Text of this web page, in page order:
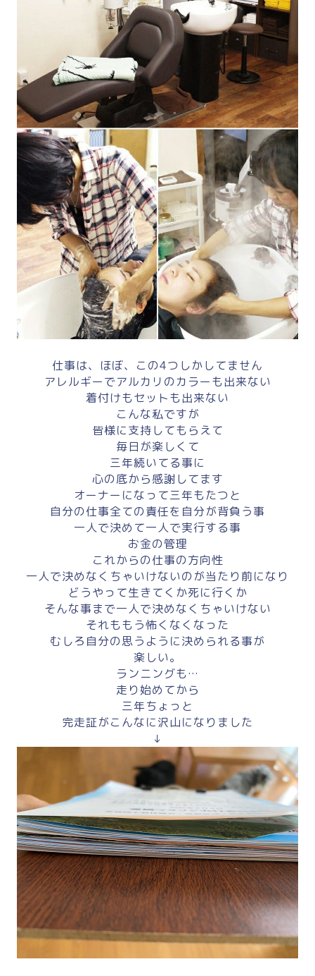
仕事は、ほぼ、この4つしかしてません
アレルギーでアルカリのカラーも出来ない
着付けもセットも出来ない
こんな私ですが
皆様に支持してもらえて
毎日が楽しくて
三年続いてる事に
心の底から感謝してます
オーナーになって三年もたつと
自分の仕事全ての責任を自分が背負う事
一人で決めて一人で実行する事
お金の管理
これからの仕事の方向性
一人で決めなくちゃいけないのが当たり前になり
どうやって生きてくか死に行くか
そんな事まで一人で決めなくちゃいけない
それももう怖くなくなった
むしろ自分の思うように決められる事が
楽しい。
ランニングも…
走り始めてから
三年ちょっと
完走証がこんなに沢山になりました
↓